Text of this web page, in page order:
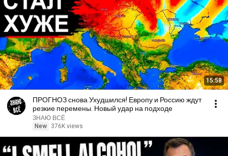
15:58
ПРОГНОЗ снова Ухудшился! Европу и Россию ждут
резкие перемены. Новый удар на подходе
ЗНАЮ ВСЁ
New
376K views